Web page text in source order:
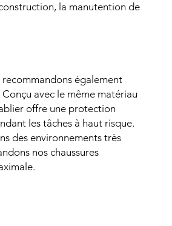
la manutention de
également
avec le même matériau
offre une protection
les tâches à haut risque.
des environnements très
nos chaussures